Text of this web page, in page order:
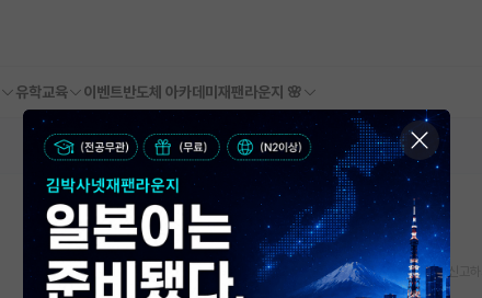
유학교육 이벤트반도체 아카데미 재팬라운지 🌸
스크랩 신고